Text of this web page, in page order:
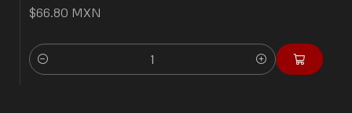
$66.80 MXN
Cantidad